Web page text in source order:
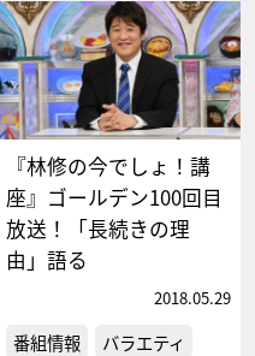
『林修の今でしょ！講
座』ゴールデン100回目
放送！「長続きの理
由」語る
2018.05.29
番組情報 バラエティ